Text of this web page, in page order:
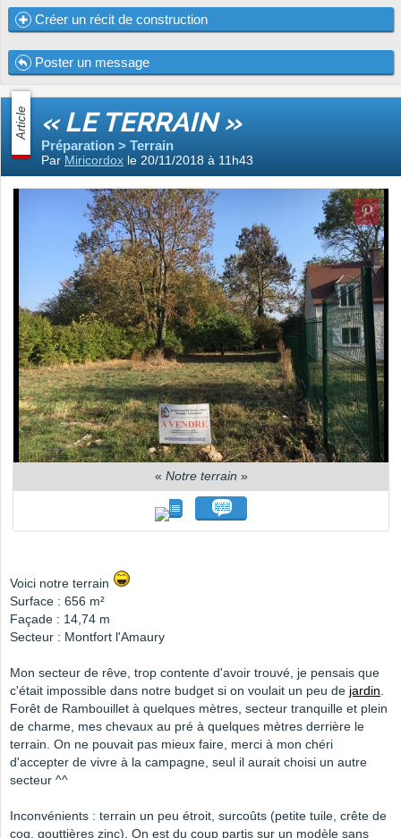
Créer un récit de construction
Poster un message
Article « LE TERRAIN »
Préparation > Terrain
Par Miricordox le 20/11/2018 à 11h43
« Notre terrain »
Voici notre terrain
Surface : 656 m²
Façade : 14,74 m
Secteur : Montfort l'Amaury
Mon secteur de rêve, trop contente d'avoir trouvé, je pensais que
c'était impossible dans notre budget si on voulait un peu de jardin.
Forêt de Rambouillet à quelques mètres, secteur tranquille et plein
de charme, mes chevaux au pré à quelques mètres derrière le
terrain. On ne pouvait pas mieux faire, merci à mon chéri
d'accepter de vivre à la campagne, seul il aurait choisi un autre
secteur ^^
Inconvénients : terrain un peu étroit, surcoûts (petite tuile, crête de
coq, gouttières zinc). On est du coup partis sur un modèle sans